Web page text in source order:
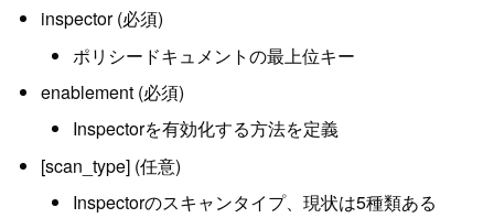
inspector (必須)
ポリシードキュメントの最上位キー
enablement (必須)
Inspectorを有効化する方法を定義
[scan_type] (任意)
Inspectorのスキャンタイプ、現状は5種類ある